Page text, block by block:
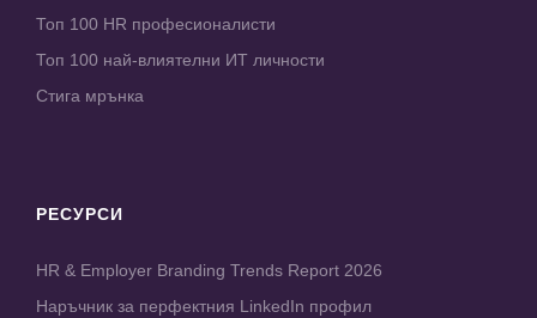
Топ 100 HR професионалисти
Топ 100 най-влиятелни ИТ личности
Стига мрънка
РЕСУРСИ
HR & Employer Branding Trends Report 2026
Наръчник за перфектния LinkedIn профил